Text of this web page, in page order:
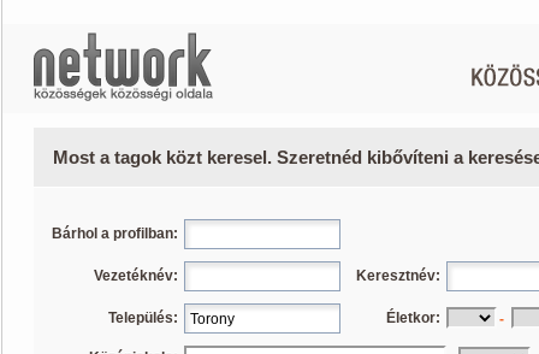
Most a tagok közt keresel. Szeretnéd kibővíteni a
Bárhol a profilban:
Vezetéknév: Keresztnév:
Település: Életkor: -